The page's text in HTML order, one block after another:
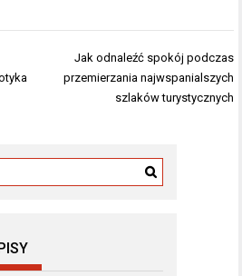
Jak odnaleźć spokój podczas
przemierzania najwspanialszych
szlaków turystycznych